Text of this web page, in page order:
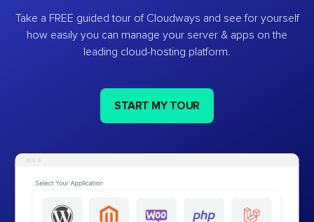
Take a FREE guided tour of Cloudways and see for yourself
how easily you can manage your server & apps on the
leading cloud-hosting platform.
START MY TOUR